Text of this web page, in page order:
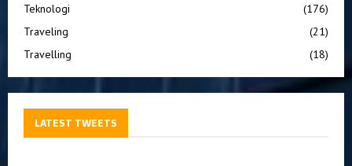
Teknologi
(176)
Traveling
(21)
Travelling
(18)
LATEST TWEETS